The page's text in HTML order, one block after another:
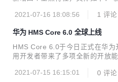
版本更新说明可查看新特性介绍
况，以及付费率、ARPPU、
额、付费率、ARPPU、ARPU等
或下钻分析用户付费情况； 新增
重构实时概览，支持48小时实时
等； 受众分析报告增强：支持省
2021-07-16 18:08:56 1 评论
华为 HMS Core 6.0 全球上线
HMS Core 6.0于今日正式在华为
用开发者带来了多项全新的开放
面完成更新升级，开发者可登录
2021-07-15 16:15:01 0 评论